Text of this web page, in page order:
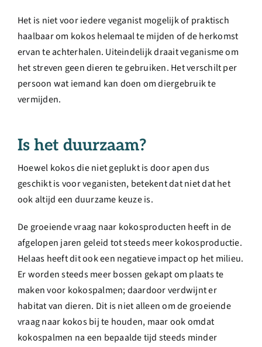
Het is niet voor iedere veganist mogelijk of praktisch
haalbaar om kokos helemaal te mijden of de herkomst
ervan te achterhalen. Uiteindelijk draait veganisme om
het streven geen dieren te gebruiken. Het verschilt per
persoon wat iemand kan doen om diergebruik te
vermijden.
Is het duurzaam?
Hoewel kokos die niet geplukt is door apen dus
geschikt is voor veganisten, betekent dat niet dat het
ook altijd een duurzame keuze is.
De groeiende vraag naar kokosproducten heeft in de
afgelopen jaren geleid tot steeds meer kokosproductie.
Helaas heeft dit ook een negatieve impact op het milieu.
Er worden steeds meer bossen gekapt om plaats te
maken voor kokospalmen; daardoor verdwijnt er
habitat van dieren. Dit is niet alleen om de groeiende
vraag naar kokos bij te houden, maar ook omdat
kokospalmen na een bepaalde tijd steeds minder